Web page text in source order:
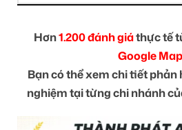
Hơn1.200 đánh giáthực tế
Google
Bạn có thể xem chi tiết phản
nghiệm tại từng chi nhánh